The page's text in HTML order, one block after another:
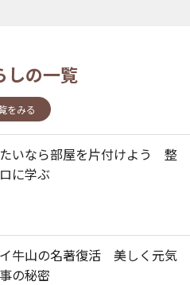
しの一覧
をみる
いなら部屋を片付けよう 整
に学ぶ
牛山の名著復活 美しく元気
の秘密